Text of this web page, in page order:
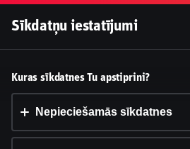
Vai pieņemt
Šī vietne izmanto 3 dažādu
nepieciešamās, analītikas un
Sīkdatņu iestatījumi
Kuras sīkdatnes Tu apstiprini?
Nepieciešamās sīkdatnes